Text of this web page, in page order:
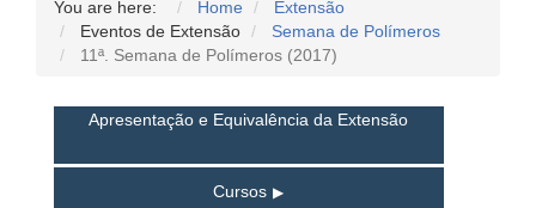
You are here: Home
Extensão
Eventos de Extensão
Semana de Polímeros
11ª. Semana de Polímeros (2017)
Apresentação e Equivalência da Extensão
Cursos